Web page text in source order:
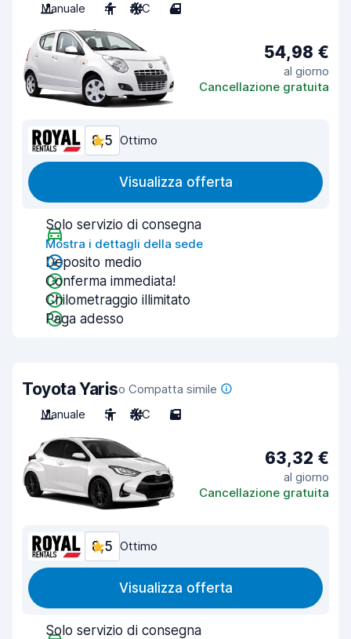
Manuale
4 A/C 4
54,98 €
al giorno
Cancellazione gratuita
8,5 Ottimo
Visualizza offerta
Solo servizio di consegna
Mostra i dettagli della sede
Deposito medio
Conferma immediata!
Chilometraggio illimitato
Paga adesso
Toyota Yariso Compatta simile
Manuale
5 A/C 5
63,32 €
al giorno
Cancellazione gratuita
8,5 Ottimo
Visualizza offerta
Solo servizio di consegna